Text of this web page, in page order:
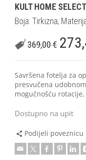
KULT HOME
Boja: Tirkizna;
369,00€
Savršena fotelja za
presvučena
mogučnošću
Dostupno na upit
Podijeli poveznicu